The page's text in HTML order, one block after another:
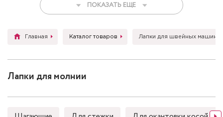
ПОКАЗАТЬ ЕЩЕ
Главная Каталог товаров Лапки для швейных машин
Лапки для молнии